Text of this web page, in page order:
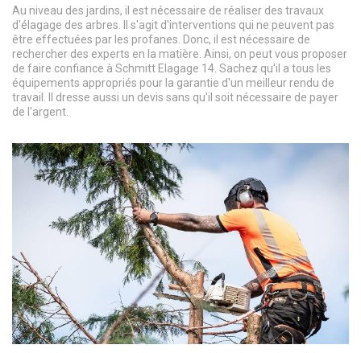
Au niveau des jardins, il est nécessaire de réaliser des travaux
d'élagage des arbres. Il s'agit d'interventions qui ne peuvent pas
être effectuées par les profanes. Donc, il est nécessaire de
rechercher des experts en la matière. Ainsi, on peut vous proposer
de faire confiance à Schmitt Elagage 14. Sachez qu'il a tous les
équipements appropriés pour la garantie d'un meilleur rendu de
travail. Il dresse aussi un devis sans qu'il soit nécessaire de payer
de l'argent.